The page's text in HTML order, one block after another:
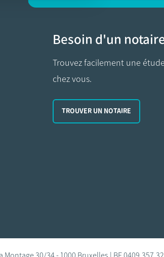
Besoin d'un
Trouvez facilement une
chez vous.
TROUVER UN NOTAIRE